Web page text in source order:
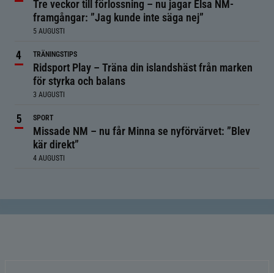
Tre veckor till förlossning – nu jagar Elsa NM-
framgångar: ”Jag kunde inte säga nej”
5 AUGUSTI
TRÄNINGSTIPS
Ridsport Play – Träna din islandshäst från marken
för styrka och balans
3 AUGUSTI
SPORT
Missade NM – nu får Minna se nyförvärvet: ”Blev
kär direkt”
4 AUGUSTI